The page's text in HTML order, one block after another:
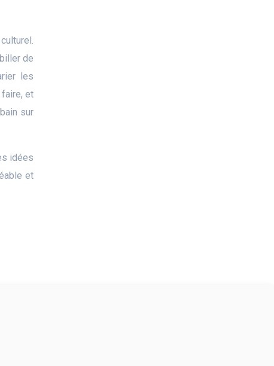
de
les
et
sur
idées
et